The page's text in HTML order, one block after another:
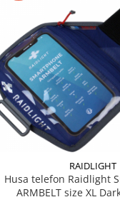
RAIDLIGHT
Husa telefon Raidlight
ARMBELT size XL